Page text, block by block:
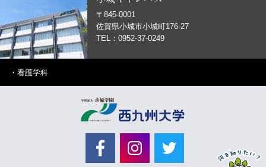
〒845-0001
佐賀県小城市小城町176-27
TEL：0952-37-0249
・ 看護学科